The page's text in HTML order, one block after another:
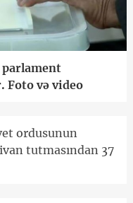
parlament
Foto və video
ordusunun
tutmasından 37